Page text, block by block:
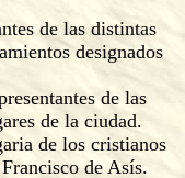
de las distintas
designados
de las
de la ciudad.
de los cristianos
de Asís.